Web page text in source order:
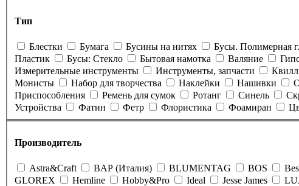
Тип
Блестки Бумага Бусины на нитях Бусы. Полимерная
Пластик
Бусы: Стекло Бытовая намотка Валяние
Измерительные инструменты
Инструменты, запчасти
Монисты
Набор для творчества Наклейки Нашивки
Приспособления
Ремень для сумок Ротанг Синель
Устройства
Фатин Фетр Флористика Фоамиран
Производитель
Astra&Craft BAP (Италия) BLUMENTAG BOS
GLOREX
Hemline Hobby&Pro Ideal Jesse James